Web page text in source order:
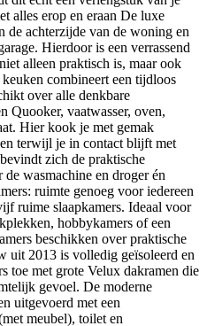
alles erop en eraan De luxe
de achterzijde van de woning en
Hierdoor is een verrassend
alleen praktisch is, maar ook
combineert een tijdloos
over alle denkbare
Quooker, vaatwasser, oven,
Hier kook je met gemak
terwijl je in contact blijft met
zich de praktische
wasmachine en droger én
ruimte genoeg voor iedereen
ruime slaapkamers. Ideaal voor
hobbykamers of een
beschikken over praktische
uit 2013 is volledig geïsoleerd en
toe met grote Velux dakramen die
gevoel. De moderne
uitgevoerd met een
meubel), toilet en